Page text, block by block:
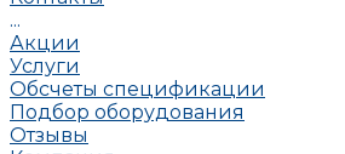
...
Акции
Услуги
Обсчеты спецификации
Подбор оборудования
Отзывы